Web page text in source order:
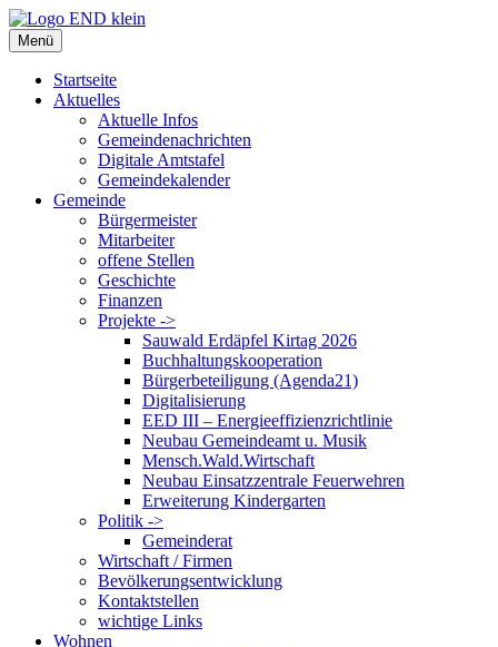
Zum
Inhalt
springen
Menü
Startseite
Aktuelles
Aktuelle Infos
Gemeindenachrichten
Digitale Amtstafel
Gemeindekalender
Gemeinde
Bürgermeister
Mitarbeiter
offene Stellen
Geschichte
Finanzen
Projekte ->
Sauwald Erdäpfel Kirtag 2026
Buchhaltungskooperation
Bürgerbeteiligung (Agenda21)
Digitalisierung
EED III – Energieeffizienzrichtlinie
Neubau Gemeindeamt u. Musik
Mensch.Wald.Wirtschaft
Neubau Einsatzzentrale Feuerwehren
Erweiterung Kindergarten
Politik ->
Gemeinderat
Wirtschaft / Firmen
Bevölkerungsentwicklung
Kontaktstellen
wichtige Links
Wohnen